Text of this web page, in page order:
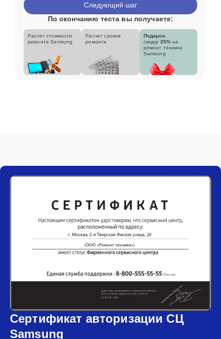
Следующий шаг
По окончанию теста вы получаете:
Расчет стоимости
ремонта Samsung
Расчет сроков
ремонта
Подарок:
скидку 25% на
ремонт техники
Samsung
Сертификат авторизации СЦ
Samsung